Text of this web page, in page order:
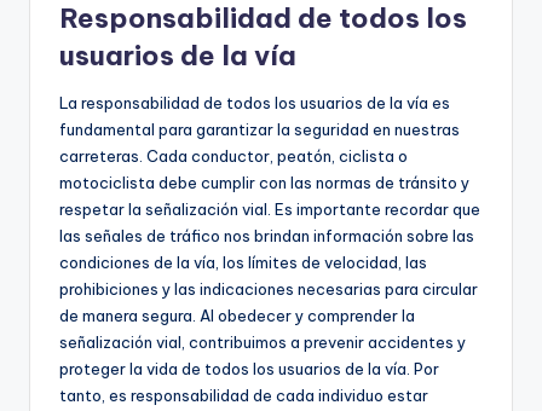
Responsabilidad de todos los
usuarios de la vía
La responsabilidad de todos los usuarios de la vía es
fundamental para garantizar la seguridad en nuestras
carreteras. Cada conductor, peatón, ciclista o
motociclista debe cumplir con las normas de tránsito y
respetar la señalización vial. Es importante recordar que
las señales de tráfico nos brindan información sobre las
condiciones de la vía, los límites de velocidad, las
prohibiciones y las indicaciones necesarias para circular
de manera segura. Al obedecer y comprender la
señalización vial, contribuimos a prevenir accidentes y
proteger la vida de todos los usuarios de la vía. Por
tanto, es responsabilidad de cada individuo estar